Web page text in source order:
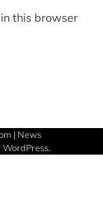
this browser
| News
WordPress.